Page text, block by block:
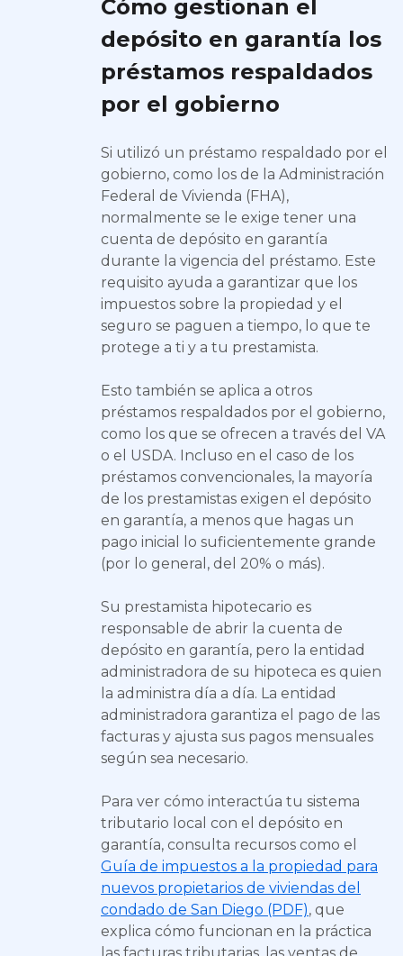
Cómo gestionan el
depósito en garantía los
préstamos respaldados
por el gobierno
Si utilizó un préstamo respaldado por el
gobierno, como los de la Administración
Federal de Vivienda (FHA),
normalmente se le exige tener una
cuenta de depósito en garantía
durante la vigencia del préstamo. Este
requisito ayuda a garantizar que los
impuestos sobre la propiedad y el
seguro se paguen a tiempo, lo que te
protege a ti y a tu prestamista.
Esto también se aplica a otros
préstamos respaldados por el gobierno,
como los que se ofrecen a través del VA
o el USDA. Incluso en el caso de los
préstamos convencionales, la mayoría
de los prestamistas exigen el depósito
en garantía, a menos que hagas un
pago inicial lo suficientemente grande
(por lo general, del 20% o más).
Su prestamista hipotecario es
responsable de abrir la cuenta de
depósito en garantía, pero la entidad
administradora de su hipoteca es quien
la administra día a día. La entidad
administradora garantiza el pago de las
facturas y ajusta sus pagos mensuales
según sea necesario.
Para ver cómo interactúa tu sistema
tributario local con el depósito en
garantía, consulta recursos como el
Guía de impuestos a la propiedad para
nuevos propietarios de viviendas del
condado de San Diego (PDF), que
explica cómo funcionan en la práctica